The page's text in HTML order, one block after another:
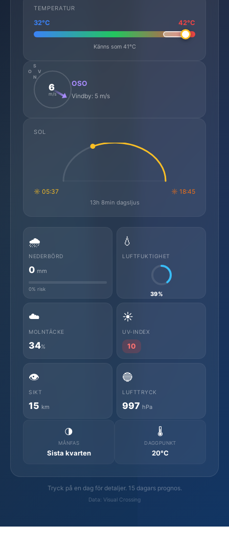
TEMPERATUR
32°C 42°C
Känns som 41°C
N
S
O
V
6
m/s
OSO
Vindby: 5 m/s
SOL
☼ 05:37 ☼ 18:45
13h 8min dagsljus
🌧️
NEDERBÖRD
0 mm
0% risk
💧
LUFTFUKTIGHET
39%
☁️
MOLNTÄCKE
34%
☀️
UV-INDEX
10
👁️
SIKT
15 km
🔵
LUFTTRYCK
997 hPa
🌗
MÅNFAS
Sista kvarten
🌡️
DAGGPUNKT
20°C
Tryck på en dag för detaljer. 15 dagars prognos.
Data: Visual Crossing